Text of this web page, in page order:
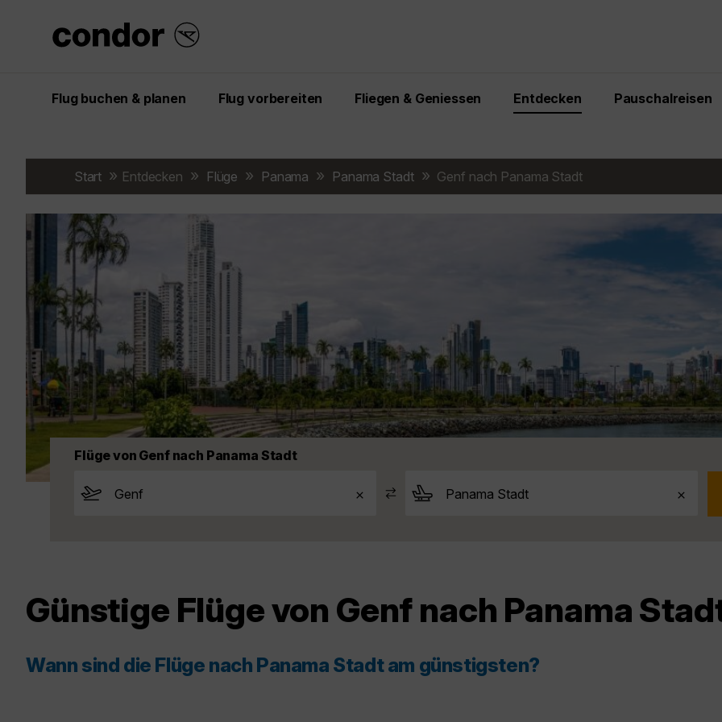
Flug buchen & planen Flug vorbereiten Fliegen & Geniessen Entdecken Pauschalreisen
Start Entdecken Flüge Panama Panama Stadt Genf nach Panama Stadt
Flüge von Genf nach Panama Stadt
Günstige Flüge von Genf nach Panama
Wann sind die Flüge nach Panama Stadt am günstigsten?